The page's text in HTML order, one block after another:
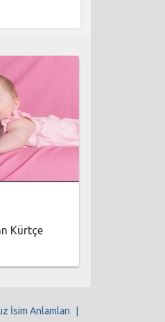
Kürtçe
İsim Anlamları |